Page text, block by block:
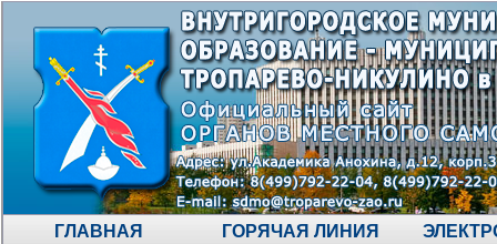
ГЛАВНАЯ ГОРЯЧАЯ ЛИНИЯ